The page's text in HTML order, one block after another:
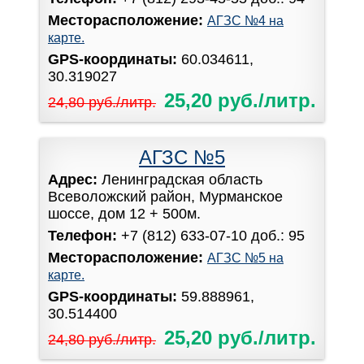
Месторасположение: АГЗС №4 на
карте.
GPS-координаты: 60.034611,
30.319027
24,80 руб./литр. 25,20 руб./литр.
АГЗС №5
Адрес: Ленинградская область
Всеволожский район, Мурманское
шоссе, дом 12 + 500м.
Телефон: +7 (812) 633-07-10 доб.: 95
Месторасположение: АГЗС №5 на
карте.
GPS-координаты: 59.888961,
30.514400
24,80 руб./литр. 25,20 руб./литр.